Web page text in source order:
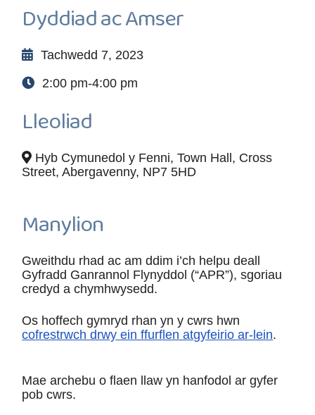
Dyddiad ac Amser
Tachwedd 7, 2023
2:00 pm-4:00 pm
Lleoliad
Hyb Cymunedol y Fenni, Town Hall, Cross
Street, Abergavenny, NP7 5HD
Manylion
Gweithdu rhad ac am ddim i’ch helpu deall
Gyfradd Ganrannol Flynyddol (“APR”), sgoriau
credyd a chymhwysedd.
Os hoffech gymryd rhan yn y cwrs hwn
cofrestrwch drwy ein ffurflen atgyfeirio ar-lein.
Mae archebu o flaen llaw yn hanfodol ar gyfer
pob cwrs.